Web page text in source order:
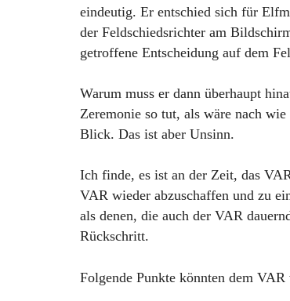
eindeutig. Er entschied sich für
der Feldschiedsrichter am
getroffene Entscheidung auf dem
Warum muss er dann überhaupt
Zeremonie so tut, als wäre nach
Blick. Das ist aber Unsinn.
Ich finde, es ist an der Zeit, das
VAR wieder abzuschaffen und zu
als denen, die auch der VAR
Rückschritt.
Folgende Punkte könnten dem